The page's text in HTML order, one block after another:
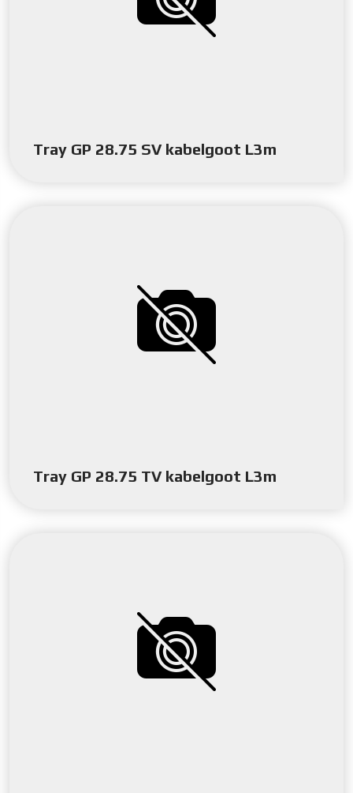
Tray GP 28.75 SV kabelgoot L3m
Tray GP 28.75 TV kabelgoot L3m